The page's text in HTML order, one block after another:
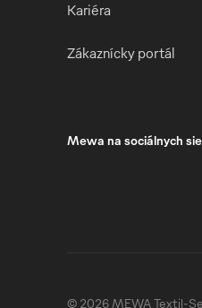
Kariéra
Zákaznícky portál
Mewa na sociálnych
© 2026 MEWA Textil-